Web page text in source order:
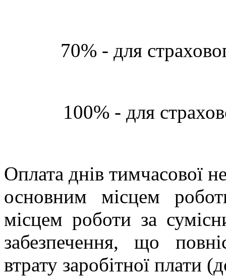
70% - для
100% - для
Оплата днів тимчасової
основним місцем
місцем роботи за
забезпечення, що
втрату заробітної плати